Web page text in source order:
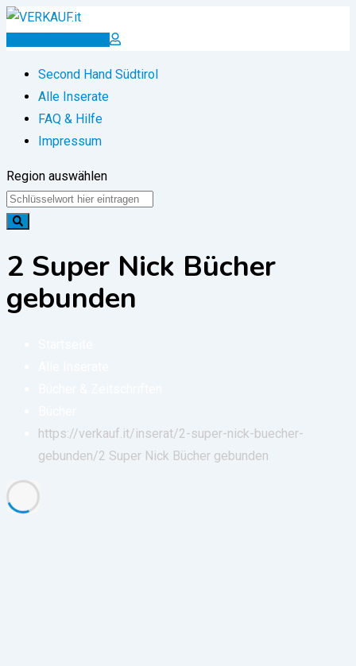
Zum
Inserat erstellen
Second Hand Südtirol
Alle Inserate
FAQ & Hilfe
Impressum
Region auswählen
2 Super Nick Bücher
gebunden
https://verkauf.it/inserat/2-super-nick-buecher-
gebunden/2 Super Nick Bücher gebunden